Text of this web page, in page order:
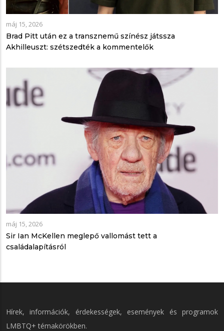
máj 15, 2026
Brad Pitt után ez a transznemű színész játssza
Akhilleuszt: szétszedték a kommentelők
máj 15, 2026
Sir Ian McKellen meglepő vallomást tett a
családalapításról
Hírek, információk, érdekességek, események és programok
LMBTQ+ témakörökben.